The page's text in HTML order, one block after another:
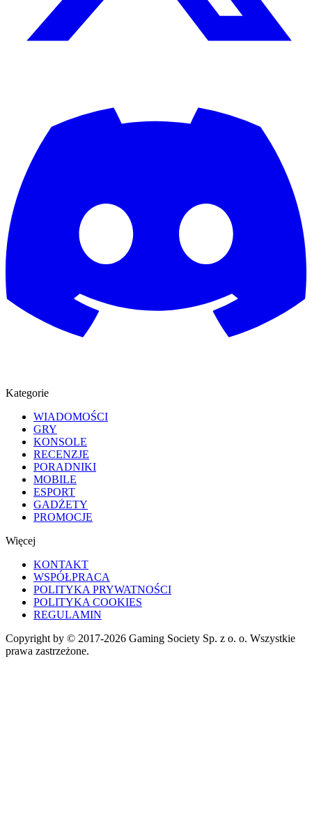
Kategorie
WIADOMOŚCI
GRY
KONSOLE
RECENZJE
PORADNIKI
MOBILE
ESPORT
GADŻETY
PROMOCJE
Więcej
KONTAKT
WSPÓŁPRACA
POLITYKA PRYWATNOŚCI
POLITYKA COOKIES
REGULAMIN
Copyright by © 2017-2026 Gaming Society Sp. z o. o. Wszystkie
prawa zastrzeżone.